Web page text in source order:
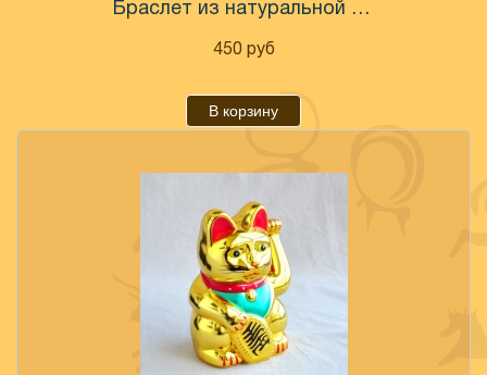
Браслет из натуральной кожи с заклепками
450 руб
В корзину